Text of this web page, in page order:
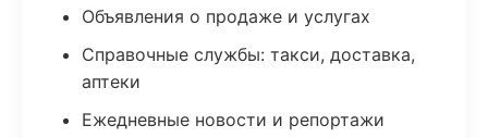
Объявления о продаже и услугах
Справочные службы: такси, доставка,
аптеки
Ежедневные новости и репортажи